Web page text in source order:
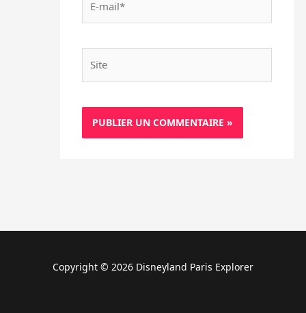
mail*
Copyright © 2026 Disneyland Paris Explorer